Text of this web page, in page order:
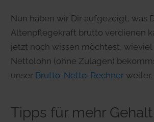
Nun haben wir Dir aufgezeigt, was
Altenpflegekraft brutto verdienen
jetzt noch wissen möchtest, wieviel
Nettolohn (ohne Zulagen)
unser Brutto-Netto-Rechner weiter.
Tipps für mehr